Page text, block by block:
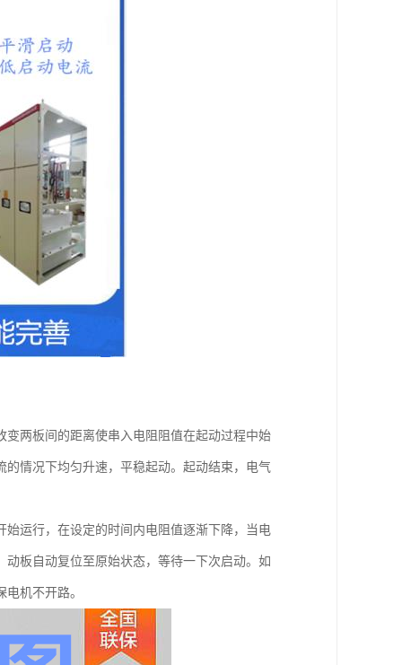
两板间的距离使串入电阻阻值在起动过程中始
情况下均匀升速，平稳起动。起动结束，电气
运行，在设定的时间内电阻值逐渐下降，当电
板自动复位至原始状态，等待一下次启动。如
机不开路。